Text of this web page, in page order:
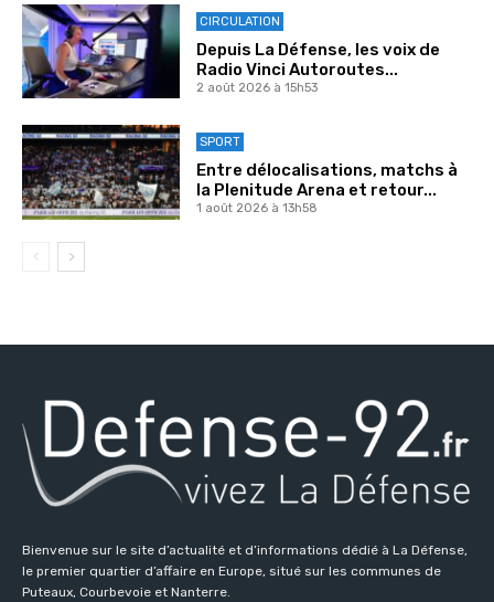
CIRCULATION
Depuis La Défense, les voix de
Radio Vinci Autoroutes...
2 août 2026 à 15h53
SPORT
Entre délocalisations, matchs à
la Plenitude Arena et retour...
1 août 2026 à 13h58
Bienvenue sur le site d’actualité et d’informations dédié à La Défense,
le premier quartier d’affaire en Europe, situé sur les communes de
Puteaux, Courbevoie et Nanterre.